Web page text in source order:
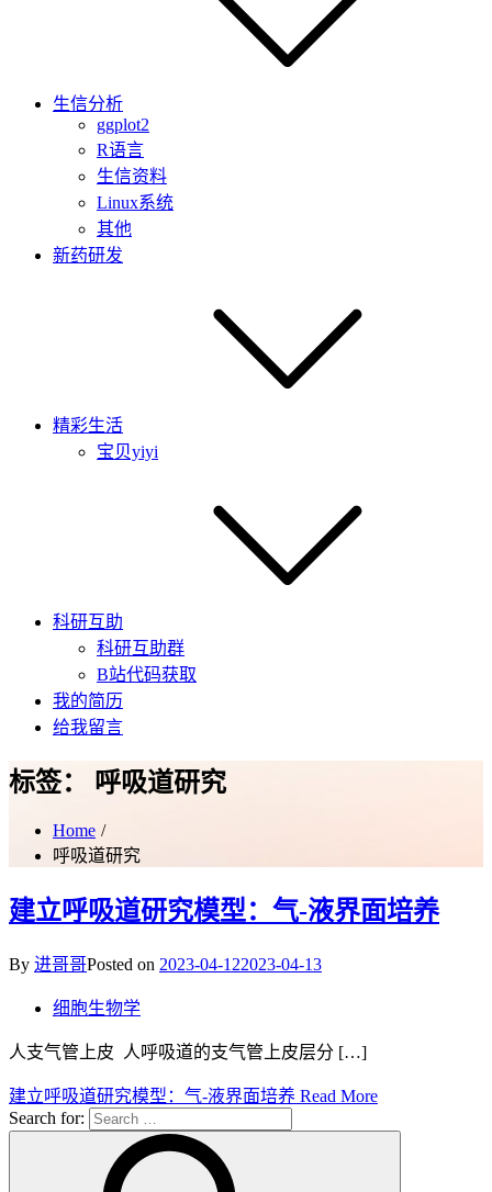
生信分析
ggplot2
R语言
生信资料
Linux系统
其他
新药研发
精彩生活
宝贝yiyi
科研互助
科研互助群
B站代码获取
我的简历
给我留言
标签： 呼吸道研究
Home
呼吸道研究
建立呼吸道研究模型：气-液界面培养
By 进哥哥Posted on 2023-04-122023-04-13
细胞生物学
人支气管上皮 人呼吸道的支气管上皮层分 […]
建立呼吸道研究模型：气-液界面培养 Read More
Search for: